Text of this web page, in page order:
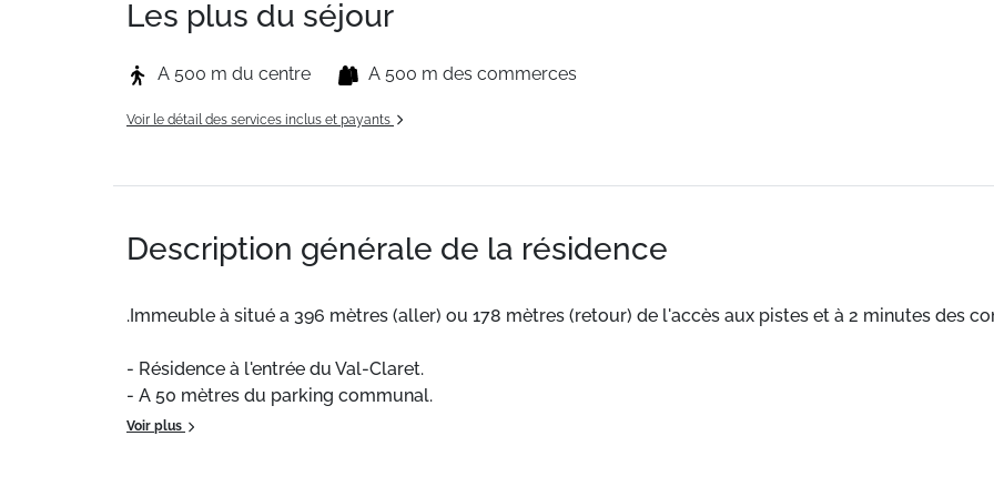
Les plus du séjour
A 500 m du centre A 500 m des commerces
Voir le détail des services inclus et payants
Description générale de la résidence
.Immeuble à situé a 396 mètres (aller) ou 178 mètres (retour) de l'accès aux pistes et à 2 minutes des
- Résidence à l'entrée du Val-Claret.
- A 50 mètres du parking communal.
- Possibilité de décharger devant la résidence.
Voir plus